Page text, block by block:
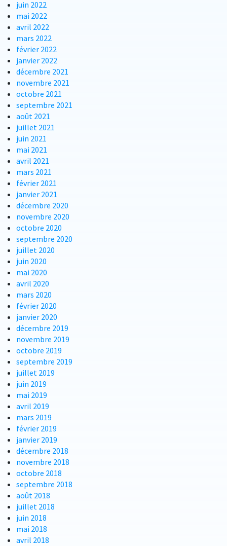
juin 2022
mai 2022
avril 2022
mars 2022
février 2022
janvier 2022
décembre 2021
novembre 2021
octobre 2021
septembre 2021
août 2021
juillet 2021
juin 2021
mai 2021
avril 2021
mars 2021
février 2021
janvier 2021
décembre 2020
novembre 2020
octobre 2020
septembre 2020
juillet 2020
juin 2020
mai 2020
avril 2020
mars 2020
février 2020
janvier 2020
décembre 2019
novembre 2019
octobre 2019
septembre 2019
juillet 2019
juin 2019
mai 2019
avril 2019
mars 2019
février 2019
janvier 2019
décembre 2018
novembre 2018
octobre 2018
septembre 2018
août 2018
juillet 2018
juin 2018
mai 2018
avril 2018